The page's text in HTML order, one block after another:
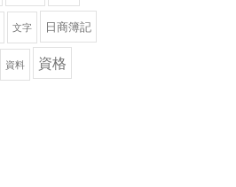
文字 日商簿記
資料 資格